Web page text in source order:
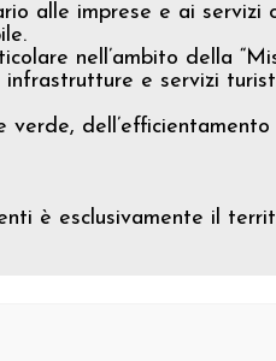
alle imprese e ai
nell’ambito della
e servizi
è esclusivamente il